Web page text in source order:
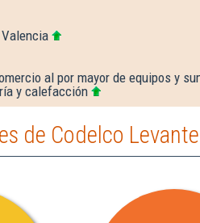
al por mayor de equipos y
y calefacción
de Codelco Levante